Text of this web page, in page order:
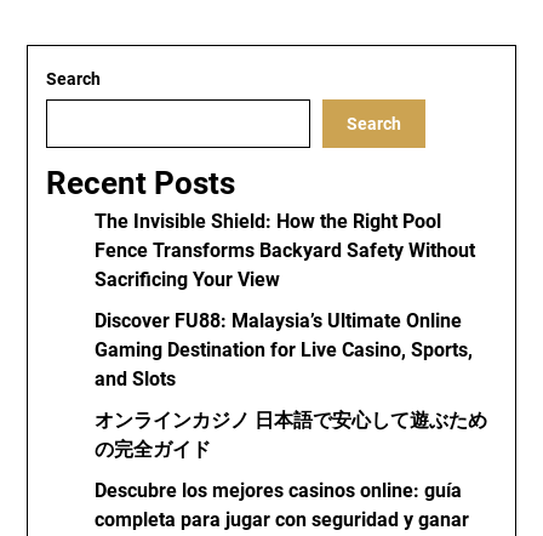
Search
Search
Recent Posts
The Invisible Shield: How the Right Pool
Fence Transforms Backyard Safety Without
Sacrificing Your View
Discover FU88: Malaysia’s Ultimate Online
Gaming Destination for Live Casino, Sports,
and Slots
オンラインカジノ 日本語で安心して遊ぶため
の完全ガイド
Descubre los mejores casinos online: guía
completa para jugar con seguridad y ganar